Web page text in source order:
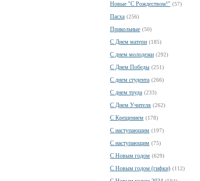
Новые "С Рождеством!" (57)
Пасха (256)
Прикольные (50)
С Днем матери (185)
С днем молодежи (292)
С Днем Победы (251)
С днем студента (266)
С днем труда (233)
С Днем Учителя (262)
С Крещением (178)
С наступающим (197)
С наступающим (75)
С Новым годом (629)
С Новым годом (гифки) (112)